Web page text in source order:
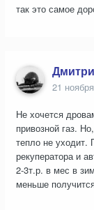
так это самое
21
Не хочется
привозной газ.
тепло не уходит.
рекуператора и
2-3т.р. в мес в
меньше